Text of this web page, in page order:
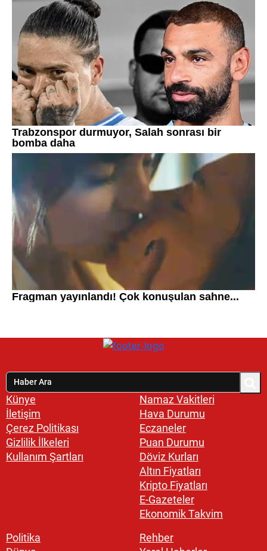
Künye
İletişim
Çerez Politikası
Gizlilik İlkeleri
Kullanım Şartları
Namaz Vakitleri
Hava Durumu
Eczaneler
Puan Durumu
Döviz Kurları
Altın Fiyatları
Kripto Fiyatları
E-Gazeteler
Ekonomik Takvim
Politika
Rehber